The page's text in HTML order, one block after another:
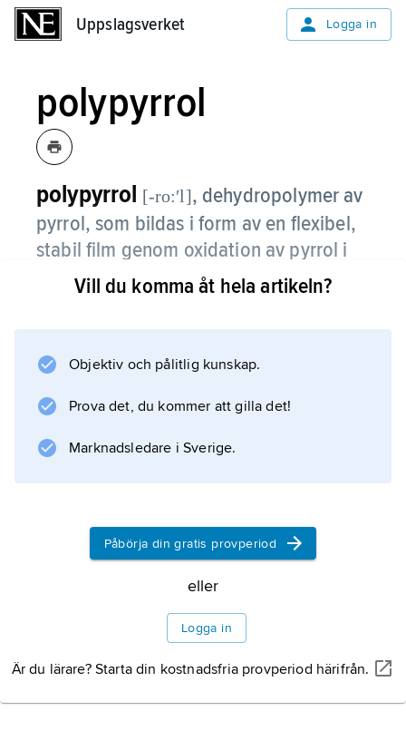
Uppslagsverket Logga in
polypyrrol
polypyrrol [-ro:ʹl], dehydropolymer av
pyrrol, som bildas i form av en flexibel,
stabil film genom oxidation av pyrrol i
ett organiskt medium.
därmed innehåller positivt laddade centra.
laddningskapacitet.
Vill du komma åt hela artikeln?
Objektiv och pålitlig kunskap.
Prova det, du kommer att gilla det!
Marknadsledare i Sverige.
Påbörja din gratis provperiod
eller
Logga in
Är du lärare? Starta din kostnadsfria provperiod härifrån.